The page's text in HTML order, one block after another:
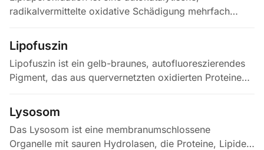
radikalvermittelte oxidative Schädigung mehrfach
Lipoproteinen und Lipidtröpfchen.…
Lipofuszin
Lipofuszin ist ein gelb-braunes, autofluoreszierendes
Pigment, das aus quervernetzten oxidierten Proteinen,
redoxaktiven Metallen wie…
Lysosom
Das Lysosom ist eine membranumschlossene
Organelle mit sauren Hydrolasen, die Proteine, Lipide,